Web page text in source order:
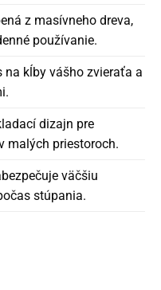
z masívneho dreva,
používanie.
na kĺby vášho zvieraťa a
dizajn pre
malých priestoroch.
väčšiu
stúpania.